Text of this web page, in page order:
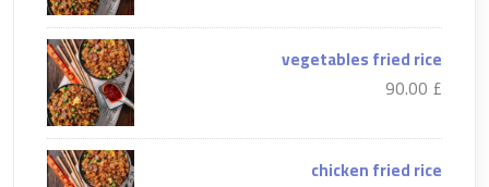
vegetables fried rice
£ 90.00
chicken fried rice